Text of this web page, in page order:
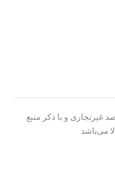
غیرتجاری و با ذکر منبع
می‌باشد